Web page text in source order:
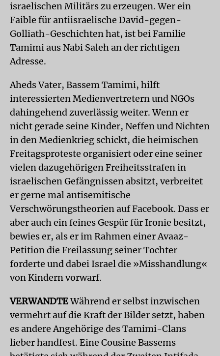
israelischen Militärs zu erzeugen. Wer ein
Faible für antiisraelische David-gegen-
Golliath-Geschichten hat, ist bei Familie
Tamimi aus Nabi Saleh an der richtigen
Adresse.
Aheds Vater, Bassem Tamimi, hilft
interessierten Medienvertretern und NGOs
dahingehend zuverlässig weiter. Wenn er
nicht gerade seine Kinder, Neffen und Nichten
in den Medienkrieg schickt, die heimischen
Freitagsproteste organisiert oder eine seiner
vielen dazugehörigen Freiheitsstrafen in
israelischen Gefängnissen absitzt, verbreitet
er gerne mal antisemitische
Verschwörungstheorien auf Facebook. Dass er
aber auch ein feines Gespür für Ironie besitzt,
bewies er, als er im Rahmen einer Avaaz-
Petition die Freilassung seiner Tochter
forderte und dabei Israel die »Misshandlung«
von Kindern vorwarf.
VERWANDTEWährend er selbst inzwischen
vermehrt auf die Kraft der Bilder setzt, haben
es andere Angehörige des Tamimi-Clans
lieber handfest. Eine Cousine Bassems